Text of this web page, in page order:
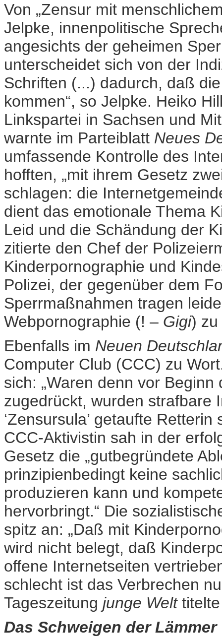
Von „Zensur mit
Jelpke, innenpolitische
angesichts der geheimen
unterscheidet sich von der
Schriften (...) dadurch, daß
kommen“, so Jelpke. Heiko
Linkspartei in Sachsen und
warnte im Parteiblatt Neues
umfassende Kontrolle des
hofften, „mit ihrem Gesetz
schlagen: die
dient das emotionale Thema
Leid und die Schändung der
zitierte den Chef der
Kinderpornographie und
Polizei, der gegenüber dem
Sperrmaßnahmen tragen
Webpornographie (! – Gigi) zu
Ebenfalls im Neuen
Computer Club (CCC) zu
sich: „Waren denn vor
zugedrückt, wurden strafbare
‘Zensursula’ getaufte
CCC-Aktivistin sah in der
Gesetz die „gutbegründete
prinzipienbedingt keine
produzieren kann und
hervorbringt.“ Die
spitz an: „Daß mit
wird nicht belegt, daß
offene Internetseiten
schlecht ist das Verbrechen
Tageszeitung junge Welttitelte
Das Schweigen der Lämmer